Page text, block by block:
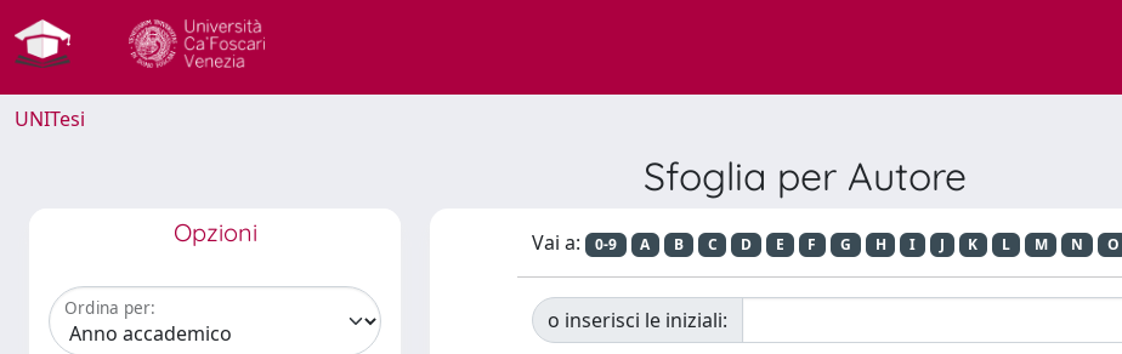
UNITesi
Sfoglia per Autore
Opzioni
Ordina per:
Vai a: 0-9 A B C D E F G H I J K L M N O
o inserisci le iniziali: